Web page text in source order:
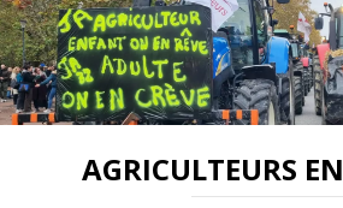
AGRICULTEURS